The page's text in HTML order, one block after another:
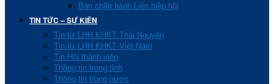
Ban chấp hành Liên hiệp hội
TIN TỨC – SỰ KIỆN
Tin từ LHH KHKT Thái Nguyên
Tin từ LHH KHKT Việt Nam
Tin Hội thành viên
Thông tin trong tỉnh
Thông tin trong nước